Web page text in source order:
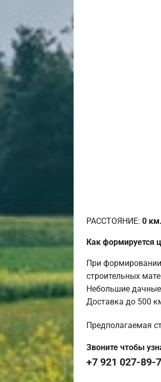
РАССТОЯНИЕ: 0 км.
Как формируется
При
строительных
Небольшие
Доставка до 500
Предполагаемая
Звоните чтобы
+7 921 027-89-